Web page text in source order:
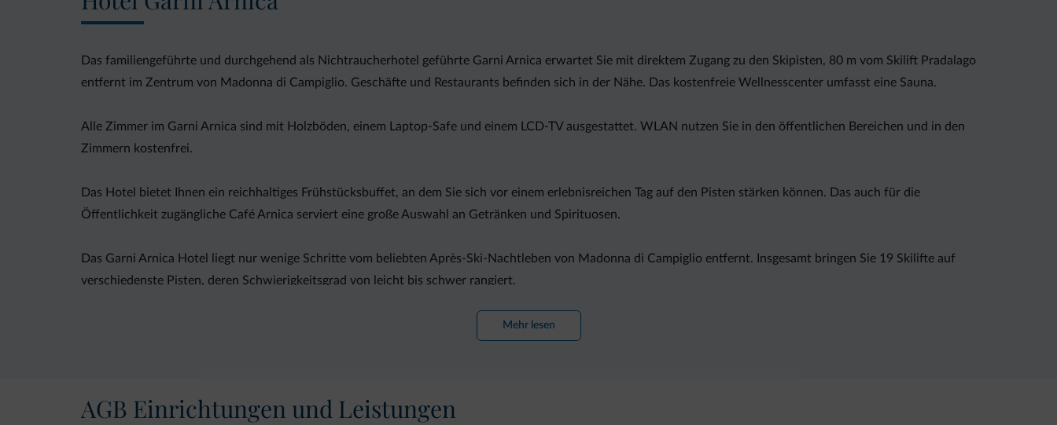
Das familiengeführte und durchgehend als Nichtraucherhotel geführte Garni Arnica erwartet Sie mit direktem Zugang zu den Skipisten, 80 m vom Skilift Pradalago
entfernt im Zentrum von Madonna di Campiglio. Geschäfte und Restaurants befinden sich in der Nähe. Das kostenfreie Wellnesscenter umfasst eine Sauna.
Alle Zimmer im Garni Arnica sind mit Holzböden, einem Laptop-Safe und einem LCD-TV ausgestattet. WLAN nutzen Sie in den öffentlichen Bereichen und in den
Zimmern kostenfrei.
Das Hotel bietet Ihnen ein reichhaltiges Frühstücksbuffet, an dem Sie sich vor einem erlebnisreichen Tag auf den Pisten stärken können. Das auch für die
Öffentlichkeit zugängliche Café Arnica serviert eine große Auswahl an Getränken und Spirituosen.
Das Garni Arnica Hotel liegt nur wenige Schritte vom beliebten Après-Ski-Nachtleben von Madonna di Campiglio entfernt. Insgesamt bringen Sie 19 Skilifte auf
verschiedenste Pisten, deren Schwierigkeitsgrad von leicht bis schwer rangiert.
Mehr lesen
AGB Einrichtungen und Leistungen